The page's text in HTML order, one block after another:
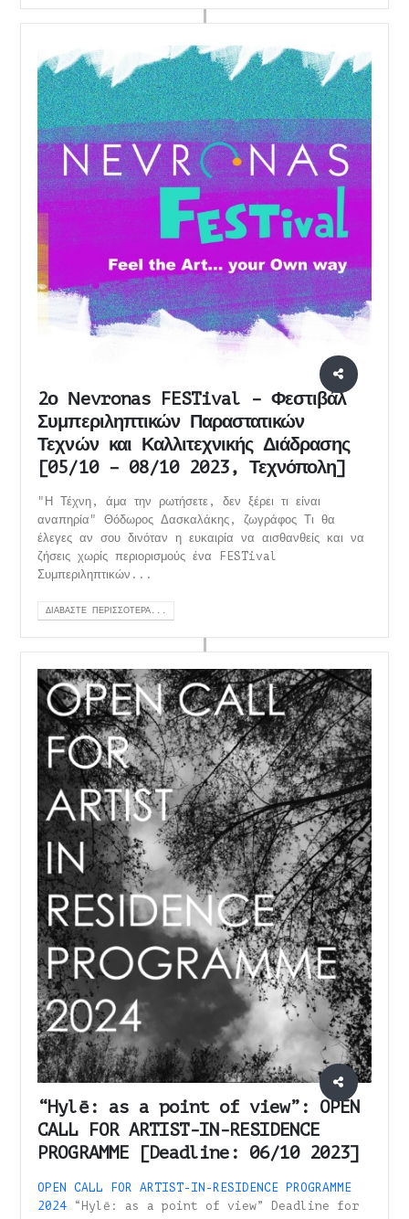
2ο Νevronas FESTival – Φεστιβάλ
Συμπεριληπτικών Παραστατικών
Τεχνών και Καλλιτεχνικής Διάδρασης
[05/10 – 08/10 2023, Τεχνόπολη]
"Η Τέχνη, άμα την ρωτήσετε, δεν ξέρει τι είναι
αναπηρία" Θόδωρος Δασκαλάκης, ζωγράφος Τι θα
έλεγες αν σου δινόταν η ευκαιρία να αισθανθείς και να
ζήσεις χωρίς περιορισμούς ένα FESTival
Συμπεριληπτικών...
ΔΙΑΒΆΣΤΕ ΠΕΡΙΣΣΌΤΕΡΑ...
“Hylē: as a point of view”: OPEN
CALL FOR ARTIST-IN-RESIDENCE
PROGRAMME [Deadline: 06/10 2023]
OPEN CALL FOR ARTIST-IN-RESIDENCE PROGRAMME
2024 “Hylē: as a point of view” Deadline for